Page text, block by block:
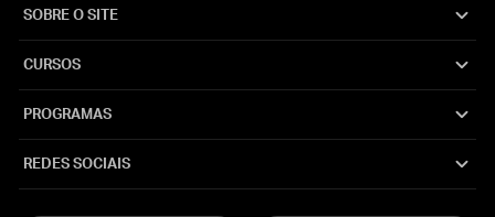
SOBRE O SITE
CURSOS
PROGRAMAS
REDES SOCIAIS